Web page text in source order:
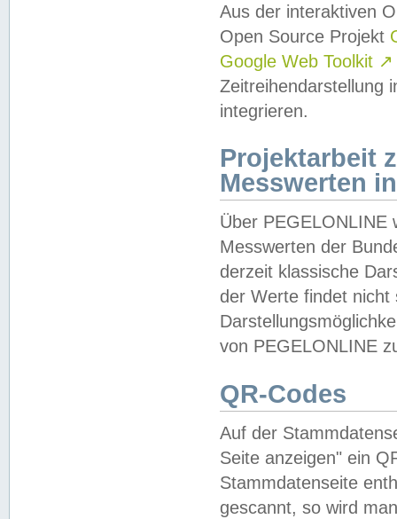
Aus der interaktiven
Open Source Projekt
Google Web Toolkit ↗
Zeitreihendarstellung
integrieren.
Projektarbeit
Messwerten
Über PEGELONLINE
Messwerten der
derzeit klassische
der Werte findet
von PEGELONLINE
QR-Codes
Auf der
Seite anzeigen" ein
Stammdatenseite
gescannt, so wird